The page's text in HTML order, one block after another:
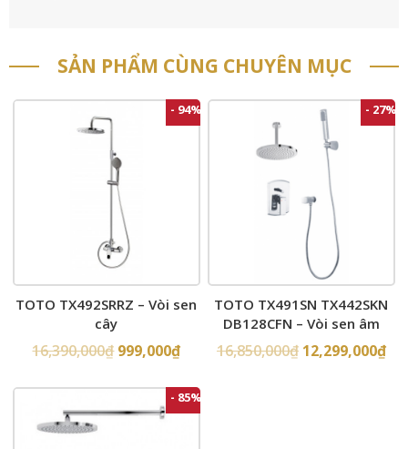
SẢN PHẨM CÙNG CHUYÊN MỤC
- 94%
TOTO TX492SRRZ – Vòi sen
cây
16,390,000₫ 999,000₫
- 27%
TOTO TX491SN TX442SKN
DB128CFN – Vòi sen âm
tường
16,850,000₫ 12,299,000₫
- 85%